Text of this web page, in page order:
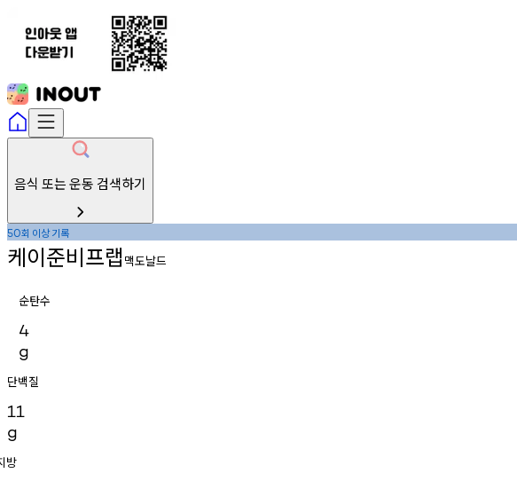
음식 또는 운동 검색하기
50회 이상기록
케이준비프랩 맥도날드
순탄수
4
g
단백질
11
g
방